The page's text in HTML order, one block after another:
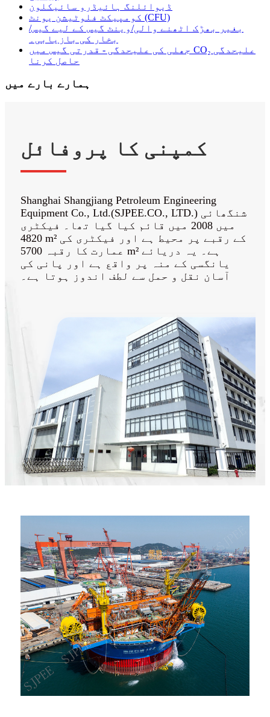
ڈیوائلنگ ہائیڈرو سائیکلون
کومپیکٹ فلوٹیشن یونٹ (CFU)
بغیر بھڑک اٹھنے والی/وینٹ گیس کے لیے گیس/
بخار کی بازیابی۔
جھلی کی علیحدگی - قدرتی گیس میں CO₂ علیحدگی
حاصل کرنا
ہمارے بارے میں
کمپنی کا پروفائل
Shanghai Shangjiang Petroleum Engineering
Equipment Co., Ltd.(SJPEE.CO., LTD.) شنگھائی
میں 2008 میں قائم کیا گیا تھا۔ فیکٹری
4820 m² کے رقبے پر محیط ہے اور فیکٹری کی
عمارت کا رقبہ 5700 m² ہے۔ یہ دریائے
یانگسی کے منہ پر واقع ہے اور پانی کی
آسان نقل و حمل سے لطف اندوز ہوتا ہے۔